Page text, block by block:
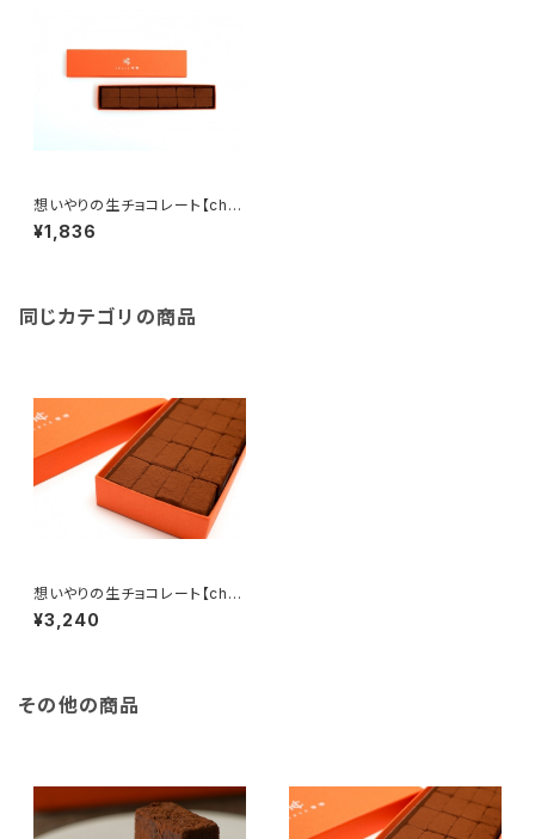
想いやりの生チョコレート【cho
co零糖】12粒入
¥1,836
同じカテゴリの商品
想いやりの生チョコレート【cho
co零糖】24粒入
¥3,240
その他の商品